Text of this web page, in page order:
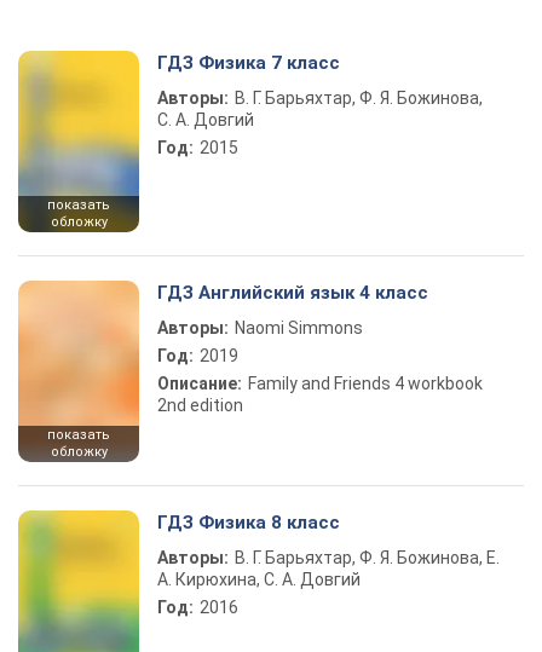
показать
обложку
ГДЗ Физика 7 класс
Авторы: В. Г. Барьяхтар, Ф. Я. Божинова,
С. А. Довгий
Год: 2015
показать
обложку
ГДЗ Английский язык 4 класс
Авторы: Naomi Simmons
Год: 2019
Описание: Family and Friends 4 workbook
2nd edition
ГДЗ Физика 8 класс
Авторы: В. Г. Барьяхтар, Ф. Я. Божинова, Е.
А. Кирюхина, С. А. Довгий
Год: 2016